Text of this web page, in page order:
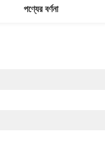
পণ্যের বর্ণনা